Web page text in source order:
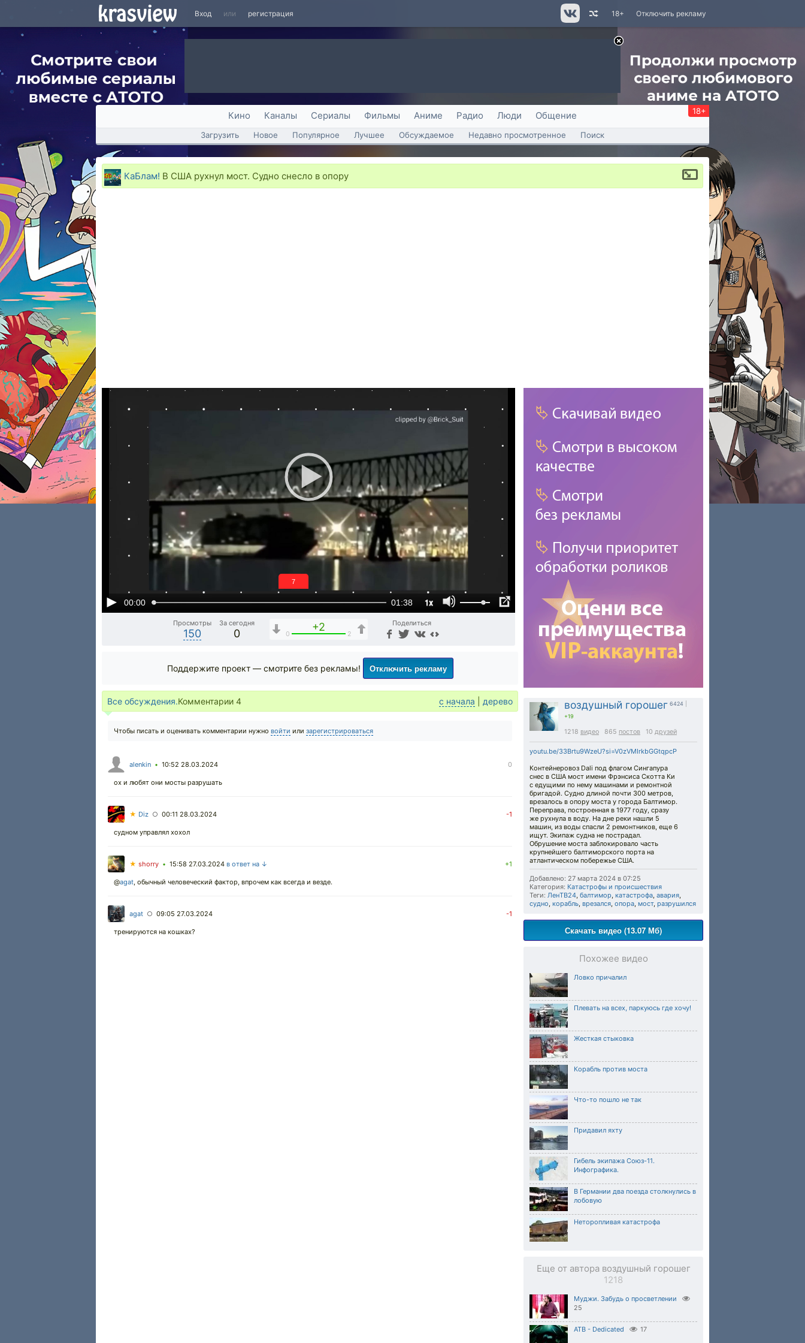
Вход или регистрация Отключить рекламу
18+
Кино Каналы Сериалы Фильмы Аниме Радио Люди Общение 18+
Загрузить Новое Популярное Лучшее Обсуждаемое Недавно просмотренное Поиск
КаБлам! В США рухнул мост. Судно снесло в опору
00:00 01:38 1x
6
Просмотры
150
За сегодня
0
+2
0 2
Поделиться
воздушный горошег 6424
+19
1218 видео 865 постов 10 друзей
youtu.be/33Brtu9WzeU?si=V0zVMIrkbGGtqpcP
Контейнеровоз Dali под флагом Сингапура
снес в США мост имени Фрэнсиса Скотта Ки
с едущими по нему машинами и ремонтной
бригадой. Судно длиной почти 300 метров,
врезалось в опору моста у города Балтимор.
Переправа, построенная в 1977 году, сразу
же рухнула в воду. На дне реки нашли 5
машин, из воды спасли 2 ремонтников, еще 6
ищут. Экипаж судна не пострадал.
Обрушение моста заблокировало часть
крупнейшего балтиморского порта на
атлантическом побережье США.
Добавлено: 27 марта 2024 в 07:25
Категория: Катастрофы и происшествия
Теги: ЛенТВ24, балтимор, катастрофа, авария,
судно, корабль, врезался, опора, мост, разрушился
Скачать видео (13.07 Мб)
Похожее видео
Ловко причалил
Плевать на всех, паркуюсь где хочу!
Жесткая стыковка
Корабль против моста
Что-то пошло не так
Придавил яхту
Гибель экипажа Союз-11.
Инфографика.
В Германии два поезда столкнулись в
лобовую
Неторопливая катастрофа
Еще от автора воздушный горошег
1218
Муджи. Забудь о просветлении
25
ATB - Dedicated 17
Поддержите проект — смотрите без рекламы! Отключить рекламу
Все обсуждения.Комментарии 4 с начала дерево
Чтобы писать и оценивать комментарии нужно войти или зарегистрироваться
alenkin • 10:52 28.03.2024 0
ох и любят они мосты разрушать
★ Diz ○ 00:11 28.03.2024 -1
судном управлял хохол
★ shorry • 15:58 27.03.2024 в ответ на ↓ +1
@agat, обычный человеческий фактор, впрочем как всегда и везде.
agat ○ 09:05 27.03.2024 -1
тренируются на кошках?